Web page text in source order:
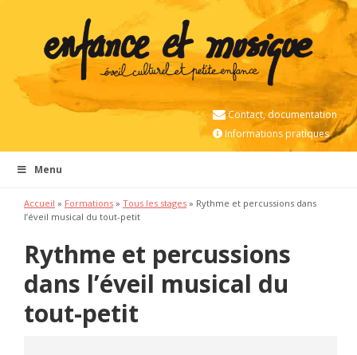
Contact, documentation
Informations pratiques
Menu
Accueil » Formations » Tous les stages » Rythme et percussions dans
l’éveil musical du tout-petit
Rythme et percussions
dans l’éveil musical du
tout-petit